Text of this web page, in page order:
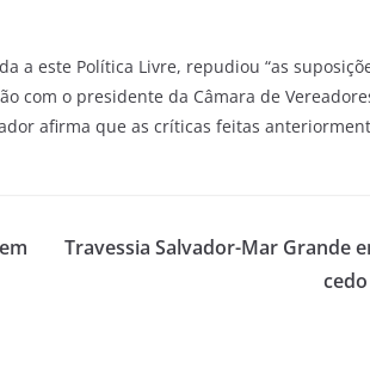
a este Política Livre, repudiou “as
com o presidente da Câmara de
afirma que as críticas feitas
Travessia Salvador-Mar Grande